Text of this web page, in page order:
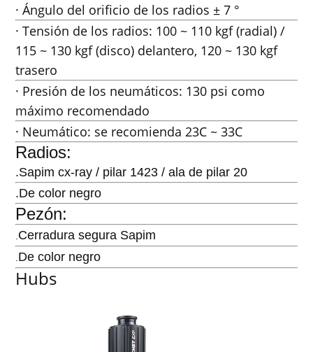
· Ángulo del orificio de los radios ± 7 °
· Tensión de los radios: 100 ~ 110 kgf (radial) /
115 ~ 130 kgf (disco) delantero, 120 ~ 130 kgf
trasero
· Presión de los neumáticos: 130 psi como
máximo recomendado
· Neumático: se recomienda 23C ~ 33C
Radios:
.Sapim cx-ray / pilar 1423 / ala de pilar 20
.De color negro
Pezón:
Cerradura segura Sapim
De color negro
Hubs